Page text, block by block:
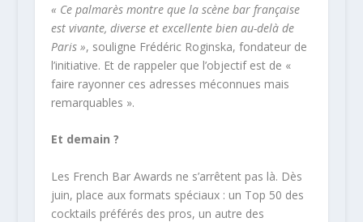
« Ce palmarès montre que la scène bar française
est vivante, diverse et excellente bien au-delà de
Paris », souligne Frédéric Roginska, fondateur de
l’initiative. Et de rappeler que l’objectif est de «
faire rayonner ces adresses méconnues mais
remarquables ».
Et demain ?
Les French Bar Awards ne s’arrêtent pas là. Dès
juin, place aux formats spéciaux : un Top 50 des
cocktails préférés des pros, un autre des